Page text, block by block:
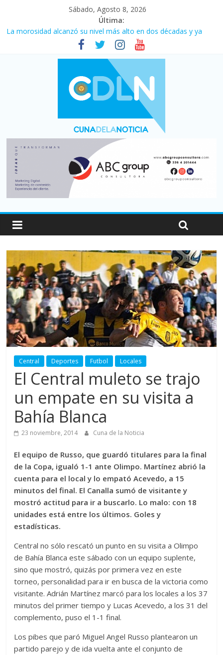
Sábado, Agosto 8, 2026
Última:
La morosidad alcanzó su nivel más alto en dos décadas y ya
afecta a 400 mil deudores en Santa Fe
Desde que asumió Milei cerraron 41.000 kioscos: el sector
Vacaciones de invierno con más movimiento y consumo
turístico: 4,6 millones de personas viajaron por el país, un 5,9%
Fuerte caída de la venta de autos usados en julio: bajó un 12,6%
Central venció 1 a 0 al River de Coudet en el Monumental
Central Deportes Futbol Locales
El Central muleto se trajo
un empate en su visita a
Bahía Blanca
23 noviembre, 2014 Cuna de la Noticia
El equipo de Russo, que guardó titulares para la final
de la Copa, igualó 1-1 ante Olimpo. Martínez abrió la
cuenta para el local y lo empató Acevedo, a 15
minutos del final. El Canalla sumó de visitante y
mostró actitud para ir a buscarlo. Lo malo: con 18
unidades está entre los últimos. Goles y
estadísticas.
Central no sólo rescató un punto en su visita a Olimpo
de Bahía Blanca este sábado con un equipo suplente,
sino que mostró, quizás por primera vez en este
torneo, personalidad para ir en busca de la victoria como
visitante. Adrián Martínez marcó para los locales a los 37
minutos del primer tiempo y Lucas Acevedo, a los 31 del
complemento, puso el 1-1 final.
Los pibes que paró Miguel Angel Russo plantearon un
partido parejo y de ida vuelta ante el conjunto de